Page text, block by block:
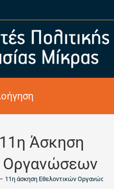
Άσκηση
Οργανώσεων
– 11η άσκηση Εθελοντικών